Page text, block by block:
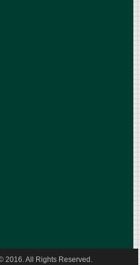
2016. All Rights Reserved.